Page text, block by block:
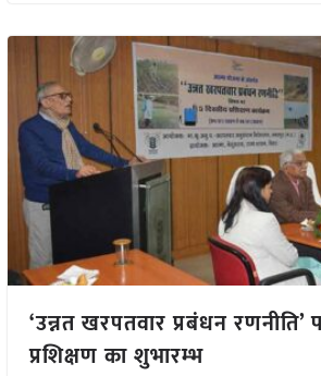
‘उन्नत खरपतवार प्रबंधन रणनीति’
प्रशिक्षण का शुभारम्भ